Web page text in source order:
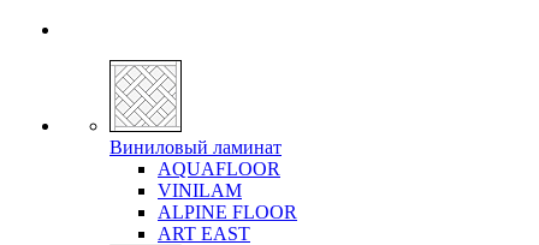
Виниловый ламинат
AQUAFLOOR
VINILAM
ALPINE FLOOR
ART EAST